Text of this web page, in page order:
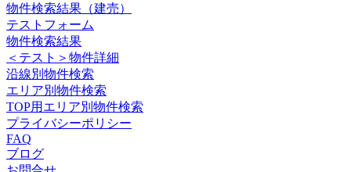
物件検索結果（建売）
テストフォーム
物件検索結果
＜テスト＞物件詳細
沿線別物件検索
エリア別物件検索
TOP用エリア別物件検索
プライバシーポリシー
FAQ
ブログ